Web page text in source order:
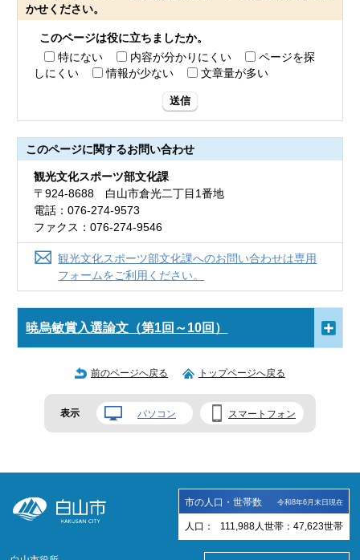
かせください。
このページは役に立ちましたか。
特にない
内容が分かりにくい
ページを探
しにくい
情報が少ない 文章量が多い
送信
このページに関するお問い合わせ
観光文化スポーツ部文化課
〒924-8688 白山市倉光二丁目1番地
電話：076-274-9573
ファクス：076-274-9546
観光文化スポーツ部文化課へのお問い合わせは専用
フォームをご利用ください。
暁烏敏賞入選論文（第1回～10回）
前のページへ戻る トップページへ戻る
表示 パソコン スマートフォン
市の人口・世帯数 令和8年6月末日現在
人口： 111,988 人 世帯： 47,623世帯